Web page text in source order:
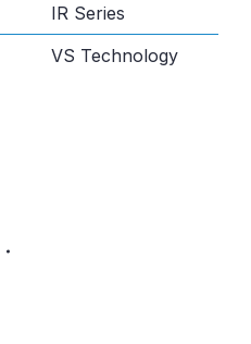
IR Series
VS Technology